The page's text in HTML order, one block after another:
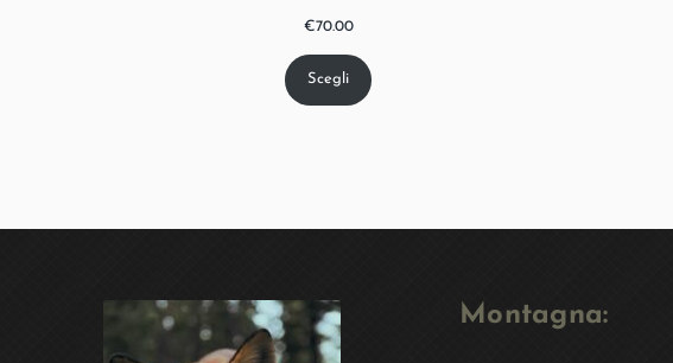
€70.00
Scegli
Montagna: